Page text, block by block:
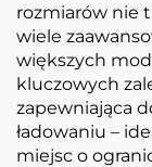
rozmiarów nie
wiele
większych
kluczowych
zapewniająca
ładowaniu –
miejsc o